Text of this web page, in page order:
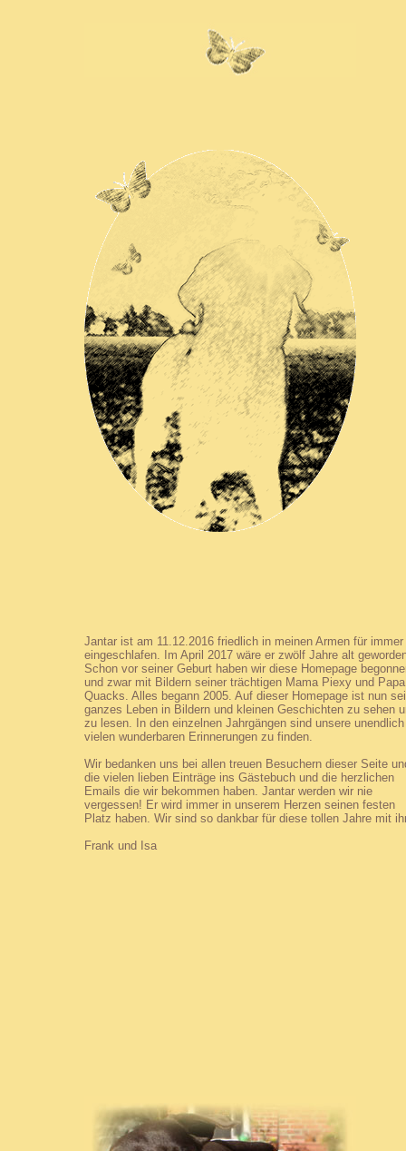
Jantar ist am 11.12.2016 friedlich in meinen Armen für immer
eingeschlafen. Im April 2017 wäre er zwölf Jahre alt
Schon vor seiner Geburt haben wir diese Homepage
und zwar mit Bildern seiner trächtigen Mama Piexy und Papa
Quacks. Alles begann 2005. Auf dieser Homepage ist nun
ganzes Leben in Bildern und kleinen Geschichten zu sehen
zu lesen. In den einzelnen Jahrgängen sind unsere unendlich
vielen wunderbaren Erinnerungen zu finden.
Wir bedanken uns bei allen treuen Besuchern dieser Seite
die vielen lieben Einträge ins Gästebuch und die herzlichen
Emails die wir bekommen haben. Jantar werden wir nie
vergessen! Er wird immer in unserem Herzen seinen festen
Platz haben. Wir sind so dankbar für diese tollen Jahre mit
Frank und Isa